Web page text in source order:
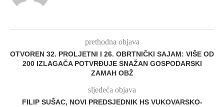
prethodna objava
OTVOREN 32. PROLJETNI I 26. OBRTNIČKI SAJAM: VIŠE OD
200 IZLAGAČA POTVRĐUJE SNAŽAN GOSPODARSKI
ZAMAH OBŽ
sljedeća objava
FILIP SUŠAC, NOVI PREDSJEDNIK HS VUKOVARSKO-